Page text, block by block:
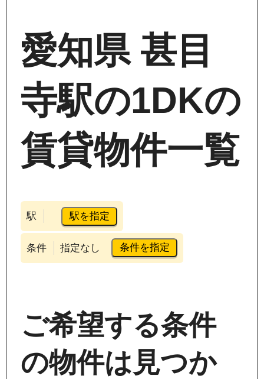
愛知県 甚目
寺駅の1DKの
賃貸物件一覧
駅 駅を指定
条件 指定なし 条件を指定
ご希望する条件
の物件は見つか